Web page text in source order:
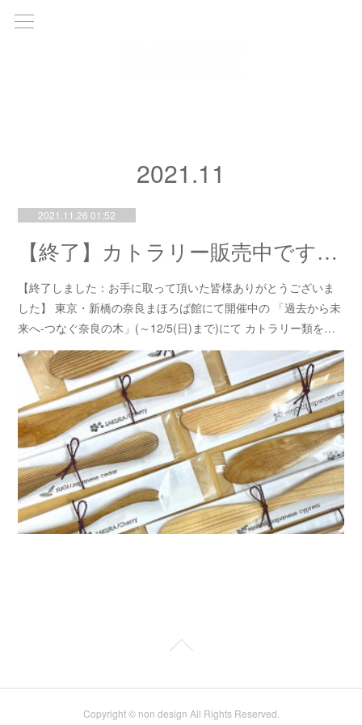
2021.11
2021.11.26 01:52
【終了】カトラリー販売中です（東京都内・12月5日まで）
【終了しました：お手に取って頂いた皆様ありがとうございま
した】 東京・新橋の奈良まほろば館にて開催中の 「過去から未
来へ-つなぐ奈良の木」(～12/5(日)まで)にて カトラリー類を…
Copyright © non design All Rights Reserved.